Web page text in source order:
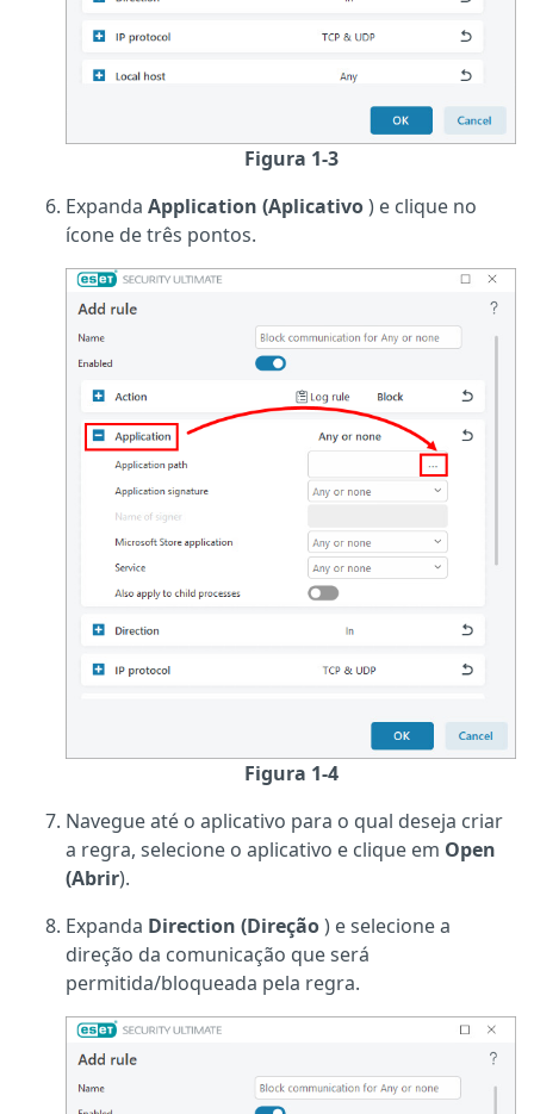
Figura 1-3
Expanda Application (Aplicativo) e clique no
ícone de três pontos.
Figura 1-4
Navegue até o aplicativo para o qual deseja criar
a regra, selecione o aplicativo e clique em Open
(Abrir).
Expanda Direction (Direção) e selecione a
direção da comunicação que será
permitida/bloqueada pela regra.